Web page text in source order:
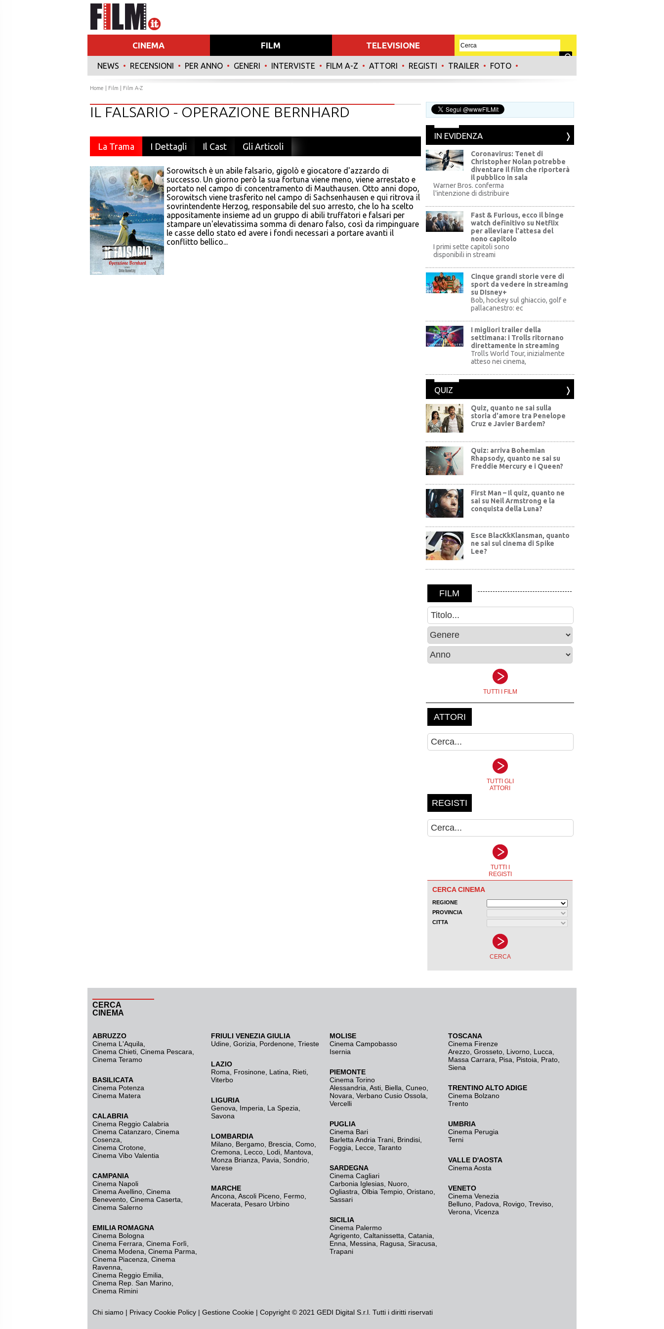
CINEMA FILM TELEVISIONE
NEWS • RECENSIONI • PER ANNO • GENERI • INTERVISTE • FILM A-Z • ATTORI • REGISTI • TRAILER • FOTO •
Home Film Film A-Z
IL FALSARIO - OPERAZIONE BERNHARD
La Trama I Dettagli Il Cast Gli Articoli
Sorowitsch è un abile falsario, gigolò e giocatore d'azzardo di
successo. Un giorno però la sua fortuna viene meno, viene arrestato e
portato nel campo di concentramento di Mauthausen. Otto anni dopo,
Sorowitsch viene trasferito nel campo di Sachsenhausen e qui ritrova il
sovrintendente Herzog, responsabile del suo arresto, che lo ha scelto
appositamente insieme ad un gruppo di abili truffatori e falsari per
stampare un'elevatissima somma di denaro falso, così da rimpinguare
le casse dello stato ed avere i fondi necessari a portare avanti il
conflitto bellico...
IN EVIDENZA
WB
Coronavirus: Tenet di
Christopher Nolan potrebbe
diventare il film che riporterà
il pubblico in sala
Warner Bros. conferma
l'intenzione di distribuire
Fast & Furious, ecco il binge
watch definitivo su Netflix
per alleviare l'attesa del
nono capitolo
I primi sette capitoli sono
disponibili in streami
Disney+
Cinque grandi storie vere di
sport da vedere in streaming
su DIsney+
Bob, hockey sul ghiaccio, golf e
pallacanestro: ec
Universal Pictures
I migliori trailer della
settimana: i Trolls ritornano
direttamente in streaming
Trolls World Tour, inizialmente
atteso nei cinema,
QUIZ
Quiz, quanto ne sai sulla
storia d'amore tra Penelope
Cruz e Javier Bardem?
Quiz: arriva Bohemian
Rhapsody, quanto ne sai su
Freddie Mercury e i Queen?
First Man – Il quiz, quanto ne
sai su Neil Armstrong e la
conquista della Luna?
Esce BlacKkKlansman, quanto
ne sai sul cinema di Spike
Lee?
CERCA
CINEMA
ABRUZZO
Cinema L'Aquila
Cinema Chieti, Cinema Pescara,
Cinema Teramo
BASILICATA
Cinema Potenza
Cinema Matera
CALABRIA
Cinema Reggio Calabria
Cinema Catanzaro Cinema
Cosenza
Cinema Crotone
Cinema Vibo Valentia
CAMPANIA
Cinema Napoli
Cinema Avellino Cinema
Benevento Cinema Caserta
Cinema Salerno
EMILIA ROMAGNA
Cinema Bologna
Cinema Ferrara Cinema Forlì
Cinema Modena Cinema Parma
Cinema Piacenza Cinema
Ravenna
Cinema Reggio Emilia
Cinema Rep. San Marino
Cinema Rimini
FRIULI VENEZIA GIULIA
Udine Gorizia Pordenone Trieste
LAZIO
Roma
Frosinone Latina Rieti
Viterbo
LIGURIA
Genova
Imperia La Spezia
Savona
LOMBARDIA
Milano Bergamo Brescia, Como
Cremona
Lecco Lodi Mantova
Monza Brianza
Pavia Sondrio
Varese
MARCHE
Ancona Ascoli Piceno Fermo
Macerata
Pesaro Urbino
MOLISE
Cinema Campobasso
Isernia
PIEMONTE
Cinema Torino
Alessandria Asti Biella Cuneo
Novara Verbano Cusio Ossola
Vercelli
PUGLIA
Cinema Bari
Barletta Andria Trani Brindisi
Foggia
Lecce Taranto
SARDEGNA
Cinema Cagliari
Carbonia Iglesias Nuoro
Ogliastra Olbia Tempio Oristano
Sassari
SICILIA
Cinema Palermo
Agrigento Caltanissetta Catania
Enna
Messina Ragusa Siracusa
Trapani
TOSCANA
Cinema Firenze
Arezzo Grosseto Livorno Lucca
Massa Carrara
Pisa Pistoia Prato
Siena
TRENTINO ALTO ADIGE
Cinema Bolzano
Trento
UMBRIA
Cinema Perugia
Terni
VALLE D'AOSTA
Cinema Aosta
VENETO
Cinema Venezia
Belluno Padova Rovigo Treviso
Verona Vicenza
Chi siamo | Privacy Cookie Policy | Gestione Cookie | Copyright © 2021 GEDI Digital S.r.l. Tutti i diritti riservati